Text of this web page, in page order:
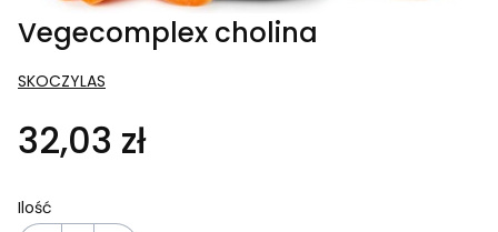
Vegecomplex cholina
SKOCZYLAS
32,03 zł
Ilość